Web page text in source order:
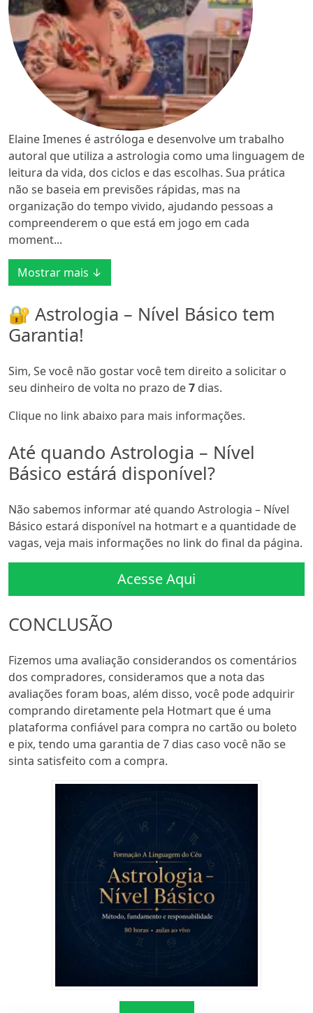
Elaine Imenes é astróloga e desenvolve um trabalho
autoral que utiliza a astrologia como uma linguagem de
leitura da vida, dos ciclos e das escolhas. Sua prática
não se baseia em previsões rápidas, mas na
organização do tempo vivido, ajudando pessoas a
compreenderem o que está em jogo em cada
moment...
Mostrar mais ↓
🔐 Astrologia – Nível Básico tem
Garantia!
Sim, Se você não gostar você tem direito a solicitar o
seu dinheiro de volta no prazo de7 dias.
Clique no link abaixo para mais informações.
Até quando Astrologia – Nível
Básico estárá disponível?
Não sabemos informar até quando Astrologia – Nível
Básico estará disponível na hotmart e a quantidade de
vagas, veja mais informações no link do final da página.
Acesse Aqui
CONCLUSÃO
Fizemos uma avaliação considerandos os comentários
dos compradores, consideramos que a nota das
avaliações foram boas, além disso, você pode adquirir
comprando diretamente pela Hotmart que é uma
plataforma confiável para compra no cartão ou boleto
e pix, tendo uma garantia de 7 dias caso você não se
sinta satisfeito com a compra.